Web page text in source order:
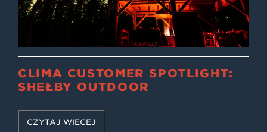
CLIMA CUSTOMER SPOTLIGHT:
SHEŁBY OUTDOOR
CZYTAJ WIĘCEJ